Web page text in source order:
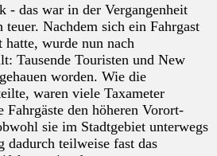
- das war in der Vergangenheit
Nachdem sich ein Fahrgast
hatte, wurde nun nach
Tausende Touristen und New
worden. Wie die
waren viele Taxameter
Fahrgäste den höheren Vorort-
sie im Stadtgebiet unterwegs
dadurch teilweise fast das